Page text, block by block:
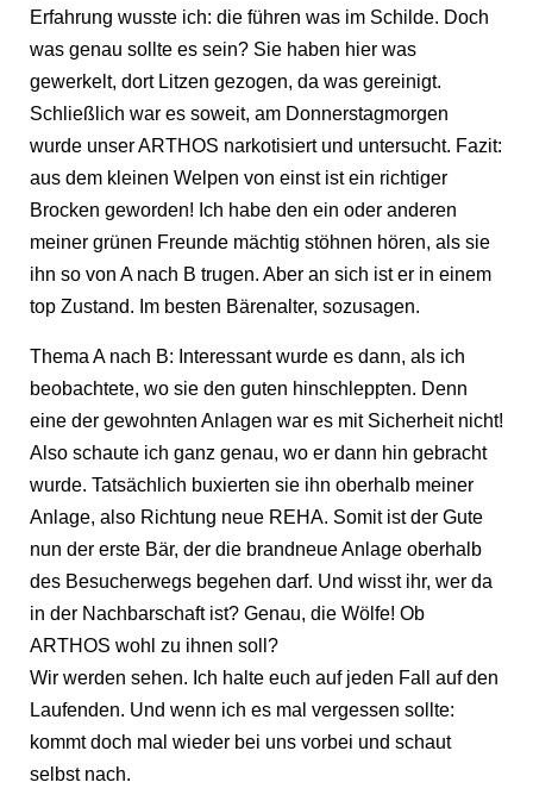
Erfahrung wusste ich: die führen was im Schilde. Doch
was genau sollte es sein? Sie haben hier was
gewerkelt, dort Litzen gezogen, da was gereinigt.
Schließlich war es soweit, am Donnerstagmorgen
wurde unser ARTHOS narkotisiert und untersucht. Fazit:
aus dem kleinen Welpen von einst ist ein richtiger
Brocken geworden! Ich habe den ein oder anderen
meiner grünen Freunde mächtig stöhnen hören, als sie
ihn so von A nach B trugen. Aber an sich ist er in einem
top Zustand. Im besten Bärenalter, sozusagen.
Thema A nach B: Interessant wurde es dann, als ich
beobachtete, wo sie den guten hinschleppten. Denn
eine der gewohnten Anlagen war es mit Sicherheit nicht!
Also schaute ich ganz genau, wo er dann hin gebracht
wurde. Tatsächlich buxierten sie ihn oberhalb meiner
Anlage, also Richtung neue REHA. Somit ist der Gute
nun der erste Bär, der die brandneue Anlage oberhalb
des Besucherwegs begehen darf. Und wisst ihr, wer da
in der Nachbarschaft ist? Genau, die Wölfe! Ob
ARTHOS wohl zu ihnen soll?
Wir werden sehen. Ich halte euch auf jeden Fall auf den
Laufenden. Und wenn ich es mal vergessen sollte:
kommt doch mal wieder bei uns vorbei und schaut
selbst nach.